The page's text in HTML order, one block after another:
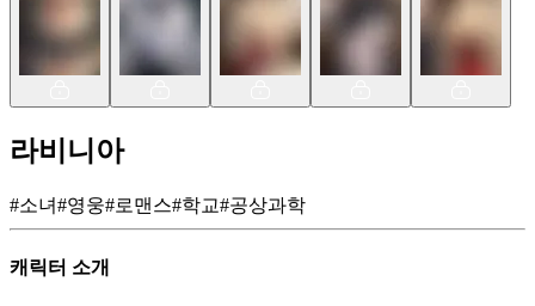
라비니아
#소녀#영웅#로맨스#학교#공상과학
캐릭터 소개